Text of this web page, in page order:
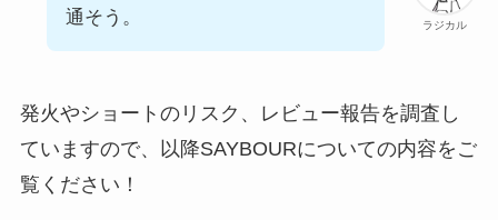
ラジカル
通そう。
発火やショートのリスク、レビュー報告を調査し
ていますので、以降SAYBOURについての内容をご
覧ください！